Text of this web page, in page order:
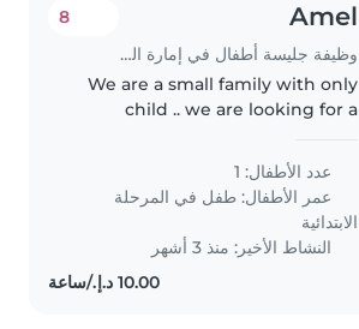
Amel
وظيفة جليسة أطفال في إمارة الشارقة
8
We are a small family with only
child .. we are looking for a
عدد الأطفال: 1
عمر الأطفال: طفل في المرحلة
الابتدائية
النشاط الأخير: منذ 3 أشهر